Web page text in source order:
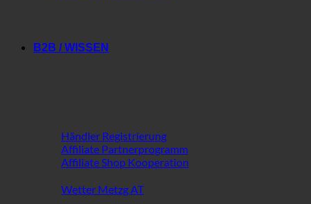
B2B / WISSEN
Händler Registrierung
Affiliate Partnerprogramm
Affiliate Shop Kooperation
Wetter Metzg AT